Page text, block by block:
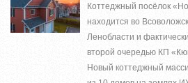
Коттеджный посёлок
находится во
Ленобласти и
второй очередью КП
Новый коттеджный